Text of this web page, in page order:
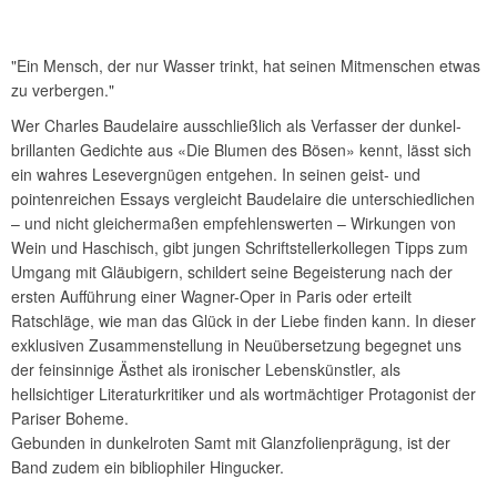
"Ein Mensch, der nur Wasser trinkt, hat seinen Mitmenschen etwas
zu verbergen."
Wer Charles Baudelaire ausschließlich als Verfasser der dunkel-
brillanten Gedichte aus «Die Blumen des Bösen» kennt, lässt sich
ein wahres Lesevergnügen entgehen. In seinen geist- und
pointenreichen Essays vergleicht Baudelaire die unterschiedlichen
– und nicht gleichermaßen empfehlenswerten – Wirkungen von
Wein und Haschisch, gibt jungen Schriftstellerkollegen Tipps zum
Umgang mit Gläubigern, schildert seine Begeisterung nach der
ersten Aufführung einer Wagner-Oper in Paris oder erteilt
Ratschläge, wie man das Glück in der Liebe finden kann. In dieser
exklusiven Zusammenstellung in Neuübersetzung begegnet uns
der feinsinnige Ästhet als ironischer Lebenskünstler, als
hellsichtiger Literaturkritiker und als wortmächtiger Protagonist der
Pariser Boheme.
Gebunden in dunkelroten Samt mit Glanzfolienprägung, ist der
Band zudem ein bibliophiler Hingucker.